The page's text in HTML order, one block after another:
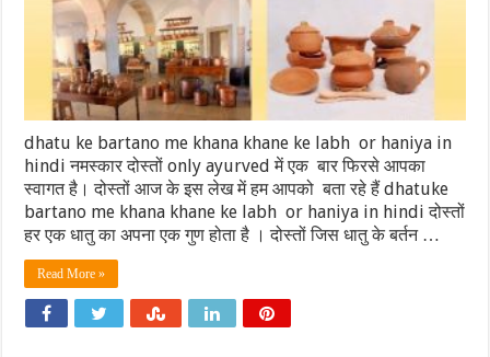
dhatu ke bartano me khana khane ke labh or haniya in
hindi नमस्कार दोस्तों only ayurved में एक बार फिरसे आपका
स्वागत है। दोस्तों आज के इस लेख में हम आपको बता रहे हैं dhatuke
bartano me khana khane ke labh or haniya in hindi दोस्तों
हर एक धातु का अपना एक गुण होता है । दोस्तों जिस धातु के बर्तन …
Read More »